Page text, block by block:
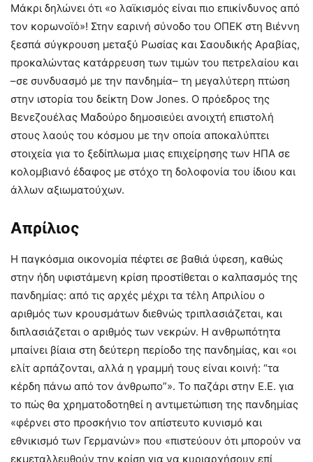
Μάκρι δηλώνει ότι «ο λαϊκισμός είναι πιο επικίνδυνος από
τον κορωνοϊό»! Στην εαρινή σύνοδο του ΟΠΕΚ στη Βιέννη
ξεσπά σύγκρουση μεταξύ Ρωσίας και Σαουδικής Αραβίας,
προκαλώντας κατάρρευση των τιμών του πετρελαίου και
–σε συνδυασμό με την πανδημία– τη μεγαλύτερη πτώση
στην ιστορία του δείκτη Dow Jones. Ο πρόεδρος της
Βενεζουέλας Μαδούρο δημοσιεύει ανοιχτή επιστολή
στους λαούς του κόσμου με την οποία αποκαλύπτει
στοιχεία για το ξεδίπλωμα μιας επιχείρησης των ΗΠΑ σε
κολομβιανό έδαφος με στόχο τη δολοφονία του ίδιου και
άλλων αξιωματούχων.
Απρίλιος
Η παγκόσμια οικονομία πέφτει σε βαθιά ύφεση, καθώς
στην ήδη υφιστάμενη κρίση προστίθεται ο καλπασμός της
πανδημίας: από τις αρχές μέχρι τα τέλη Απριλίου ο
αριθμός των κρουσμάτων διεθνώς τριπλασιάζεται, και
διπλασιάζεται ο αριθμός των νεκρών. Η ανθρωπότητα
μπαίνει βίαια στη δεύτερη περίοδο της πανδημίας, και «οι
ελίτ αρπάζονται, αλλά η γραμμή τους είναι κοινή: “τα
κέρδη πάνω από τον άνθρωπο”». Το παζάρι στην Ε.Ε. για
το πώς θα χρηματοδοτηθεί η αντιμετώπιση της πανδημίας
«φέρνει στο προσκήνιο τον απίστευτο κυνισμό και
εθνικισμό των Γερμανών» που «πιστεύουν ότι μπορούν να
εκμεταλλευθούν την κρίση για να κυριαρχήσουν επί